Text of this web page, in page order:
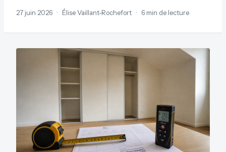
27 juin 2026 · Élise Vaillant-Rochefort · 6 min de lecture